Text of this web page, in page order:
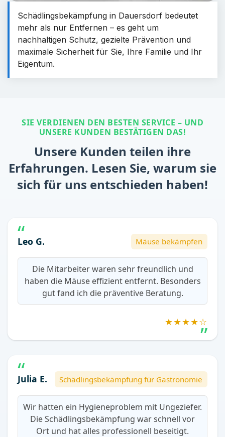
Schädlingsbekämpfung in Dauersdorf bedeutet
mehr als nur Entfernen – es geht um
nachhaltigen Schutz, gezielte Prävention und
maximale Sicherheit für Sie, Ihre Familie und Ihr
Eigentum.
SIE VERDIENEN DEN BESTEN SERVICE – UND
UNSERE KUNDEN BESTÄTIGEN DAS!
Unsere Kunden teilen ihre
Erfahrungen. Lesen Sie, warum sie
sich für uns entschieden haben!
Leo G. Mäuse bekämpfen
Die Mitarbeiter waren sehr freundlich und
haben die Mäuse effizient entfernt. Besonders
gut fand ich die präventive Beratung.
★★★★☆
Julia E. Schädlingsbekämpfung für Gastronomie
Wir hatten ein Hygieneproblem mit Ungeziefer.
Die Schädlingsbekämpfung war schnell vor
Ort und hat alles professionell beseitigt.